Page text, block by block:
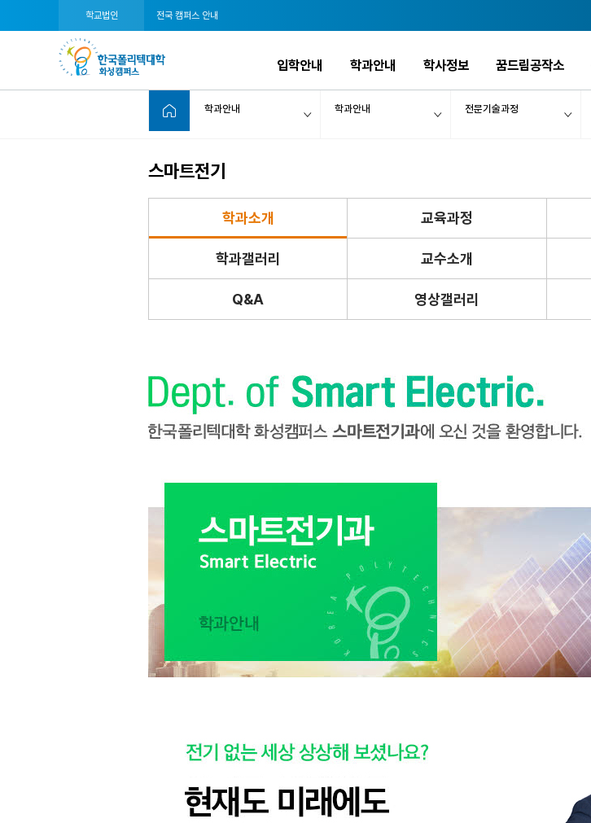
학교법인 전국 캠퍼스 안내
입학안내 학과안내 학사정보 꿈드림공작소
학과안내 학과안내 전문기술과정
스마트전기
학과소개 교육과정
학과갤러리 교수소개
Q&A 영상갤러리